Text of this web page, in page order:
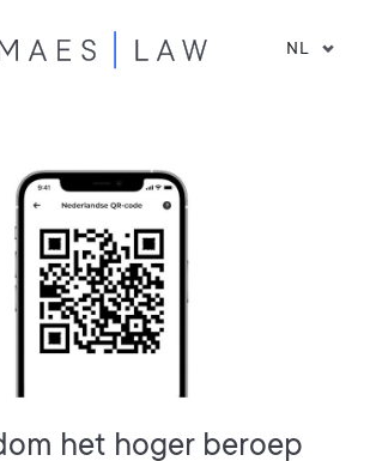
NL
het hoger beroep